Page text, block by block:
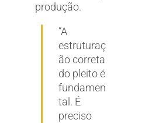
produção.
“A
estruturaç
ão correta
do pleito é
fundamen
tal. É
preciso